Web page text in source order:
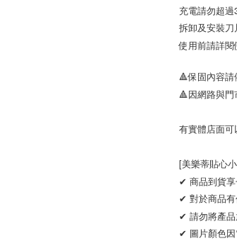
充電請勿超過
拆卸及安裝刀
使用前請詳閱
🔺保固內容
🔺因網路與
有實體店面
[美樂蒂貼心
✔ 商品到貨享
✔ 對於商品有
✔ 請勿將產品
✔ 圖片顏色因